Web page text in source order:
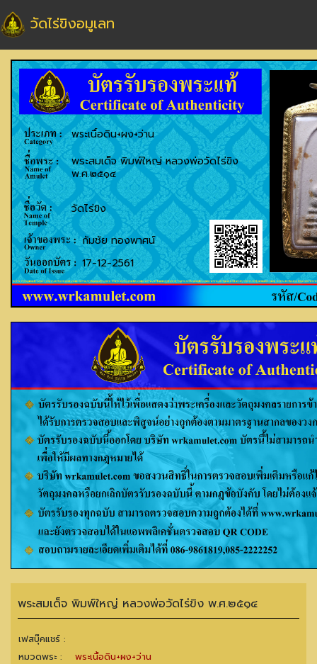
วัดไร่ขิงอมูเลท
พระเนื้อดิน+ผง+ว่าน
พระสมเด็จ พิมพ์ใหญ่ หลวงพ่อวัดไร่ขิง
พ.ศ.๒๕๑๔
วัดไร่ขิง
กัมชัย ทองพาศน์
17-12-2561
พระสมเด็จ พิมพ์ใหญ่ หลวงพ่อวัดไร่ขิง พ.ศ.๒๕๑๔
เฟสบุ๊คแชร์ :
หมวดพระ :
พระเนื้อดิน+ผง+ว่าน